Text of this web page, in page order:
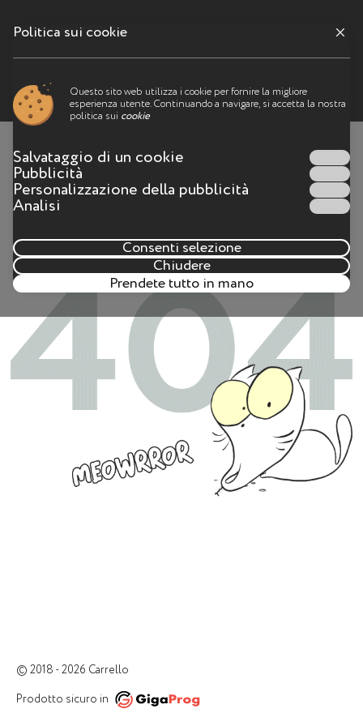
Menu
Qualcosa è andato storto
La pagina non esiste più sul sito web o l'indirizzo della
pagina non è stato digitato correttamente
© 2018 - 2026 Carrello
Prodotto sicuro in
Politica sui cookie
Questo sito web utilizza i cookie per fornire la migliore
esperienza utente. Continuando a navigare, si accetta la nostra
politica sui cookie
Salvataggio di un cookie
Pubblicità
Personalizzazione della pubblicità
Analisi
Consenti selezione
Chiudere
Prendete tutto in mano